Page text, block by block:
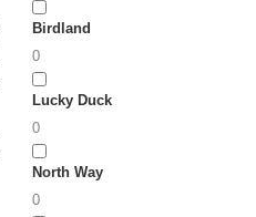
Birdland
0
Lucky Duck
0
North Way
0